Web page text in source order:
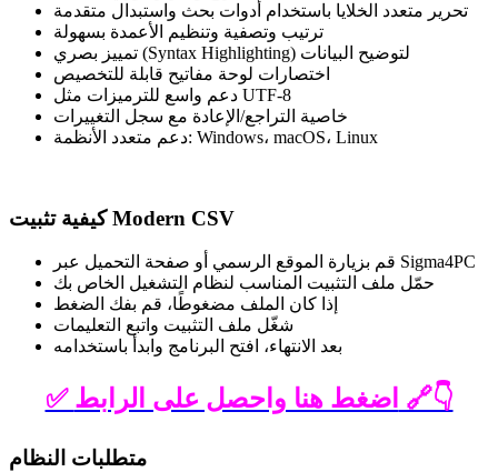
تحرير متعدد الخلايا باستخدام أدوات بحث واستبدال متقدمة
ترتيب وتصفية وتنظيم الأعمدة بسهولة
تمييز بصري (Syntax Highlighting) لتوضيح البيانات
اختصارات لوحة مفاتيح قابلة للتخصيص
دعم واسع للترميزات مثل UTF-8
خاصية التراجع/الإعادة مع سجل التغييرات
دعم متعدد الأنظمة: Windows، macOS، Linux
كيفية تثبيت Modern CSV
قم بزيارة الموقع الرسمي أو صفحة التحميل عبر Sigma4PC
حمّل ملف التثبيت المناسب لنظام التشغيل الخاص بك
إذا كان الملف مضغوطًا، قم بفك الضغط
شغّل ملف التثبيت واتبع التعليمات
بعد الانتهاء، افتح البرنامج وابدأ باستخدامه
✅ اضغط هنا واحصل على الرابط 🔗👇
متطلبات النظام